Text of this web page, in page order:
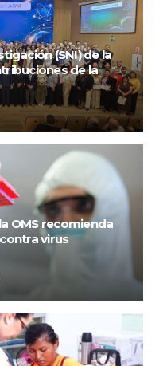
(SNI) de la
de la
OMS recomienda
virus